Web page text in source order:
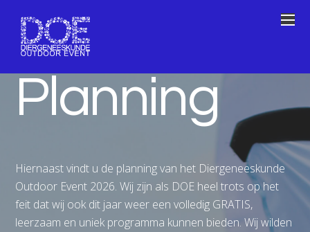
Planning
Hiernaast vindt u de planning van het Diergeneeskunde
Outdoor Event 2026. Wij zijn als DOE heel trots op het
feit dat wij ook dit jaar weer een volledig GRATIS,
leerzaam en uniek programma kunnen bieden. Wij wilden